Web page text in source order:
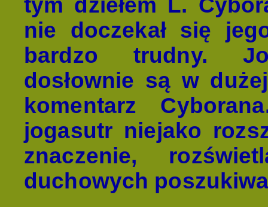
tym dziełem L.
nie doczekał się
bardzo trudny.
dosłownie są w
komentarz
jogasutr niejako
znaczenie,
duchowych